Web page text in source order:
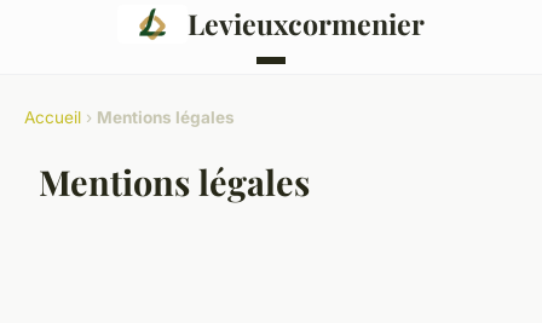
Levieuxcormenier
Accueil › Mentions légales
Mentions légales